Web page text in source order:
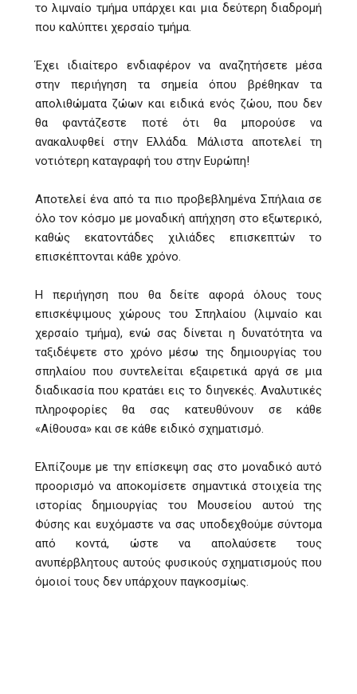
το λιμναίο τμήμα υπάρχει και μια δεύτερη διαδρομή
που καλύπτει χερσαίο τμήμα.
Έχει ιδιαίτερο ενδιαφέρον να αναζητήσετε μέσα
στην περιήγηση τα σημεία όπου βρέθηκαν τα
απολιθώματα ζώων και ειδικά ενός ζώου, που δεν
θα φαντάζεστε ποτέ ότι θα μπορούσε να
ανακαλυφθεί στην Ελλάδα. Μάλιστα αποτελεί τη
νοτιότερη καταγραφή του στην Ευρώπη!
Αποτελεί ένα από τα πιο προβεβλημένα Σπήλαια σε
όλο τον κόσμο με μοναδική απήχηση στο εξωτερικό,
καθώς εκατοντάδες χιλιάδες επισκεπτών το
επισκέπτονται κάθε χρόνο.
Η περιήγηση που θα δείτε αφορά όλους τους
επισκέψιμους χώρους του Σπηλαίου (λιμναίο και
χερσαίο τμήμα), ενώ σας δίνεται η δυνατότητα να
ταξιδέψετε στο χρόνο μέσω της δημιουργίας του
σπηλαίου που συντελείται εξαιρετικά αργά σε μια
διαδικασία που κρατάει εις το διηνεκές. Αναλυτικές
πληροφορίες θα σας κατευθύνουν σε κάθε
«Αίθουσα» και σε κάθε ειδικό σχηματισμό.
Ελπίζουμε με την επίσκεψη σας στο μοναδικό αυτό
προορισμό να αποκομίσετε σημαντικά στοιχεία της
ιστορίας δημιουργίας του Μουσείου αυτού της
Φύσης και ευχόμαστε να σας υποδεχθούμε σύντομα
από κοντά, ώστε να απολαύσετε τους
ανυπέρβλητους αυτούς φυσικούς σχηματισμούς που
όμοιοί τους δεν υπάρχουν παγκοσμίως.